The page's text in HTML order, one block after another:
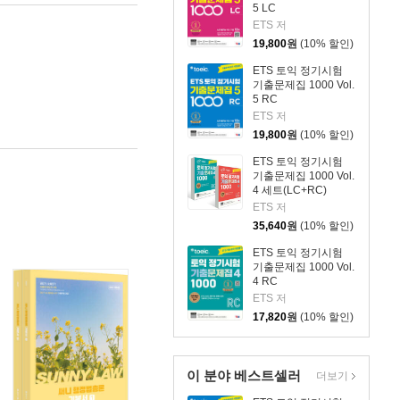
5 LC
ETS 저
19,800원 (10% 할인)
ETS 토익 정기시험
기출문제집 1000 Vol.
5 RC
ETS 저
19,800원 (10% 할인)
ETS 토익 정기시험
기출문제집 1000 Vol.
4 세트(LC+RC)
ETS 저
35,640원 (10% 할인)
ETS 토익 정기시험
기출문제집 1000 Vol.
4 RC
ETS 저
17,820원 (10% 할인)
이 분야 베스트셀러 더보기